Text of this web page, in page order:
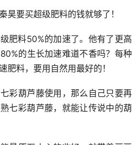
昊要买超级肥料的钱就够了！
肥料50%的加速了。他有了更高
的生长加速难道不香吗？每种
肥料，要用自然用最好的！
彩葫芦藤使用，那么自己只要再
七彩葫芦藤，就能让传说中的葫